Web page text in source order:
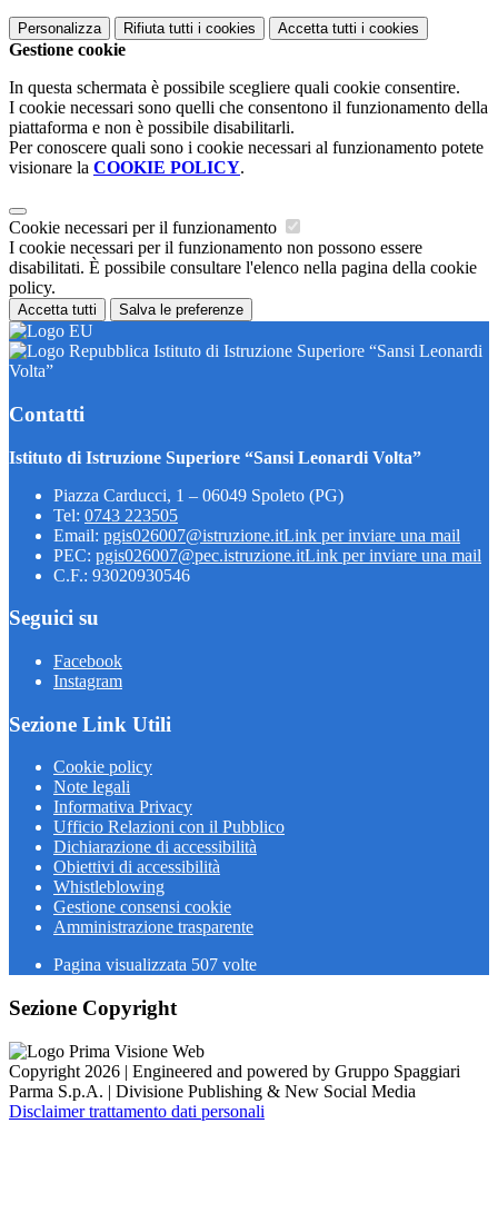
Personalizza Rifiuta tutti i cookies Accetta tutti i cookies
Gestione cookie
In questa schermata è possibile scegliere quali cookie consentire.
I cookie necessari sono quelli che consentono il funzionamento della
piattaforma e non è possibile disabilitarli.
Per conoscere quali sono i cookie necessari al funzionamento potete
visionare la COOKIE POLICY.
Cookie necessari per il funzionamento
I cookie necessari per il funzionamento non possono essere
disabilitati. È possibile consultare l'elenco nella pagina della cookie
policy.
Accetta tutti Salva le preferenze
Istituto di Istruzione Superiore “Sansi Leonardi
Volta”
Contatti
Istituto di Istruzione Superiore “Sansi Leonardi Volta”
Piazza Carducci, 1 – 06049 Spoleto (PG)
Tel: 0743 223505
Email: pgis026007@istruzione.itLink per inviare una mail
PEC: pgis026007@pec.istruzione.itLink per inviare una mail
C.F.: 93020930546
Seguici su
Facebook
Instagram
Sezione Link Utili
Cookie policy
Note legali
Informativa Privacy
Ufficio Relazioni con il Pubblico
Dichiarazione di accessibilità
Obiettivi di accessibilità
Whistleblowing
Gestione consensi cookie
Amministrazione trasparente
Pagina visualizzata 507 volte
Sezione Copyright
Copyright 2026 | Engineered and powered by Gruppo Spaggiari
Parma S.p.A. | Divisione Publishing & New Social Media
Disclaimer trattamento dati personali